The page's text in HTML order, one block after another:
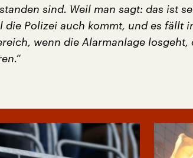
sind. Weil man sagt: das ist
die Polizei auch kommt, und es fällt
wenn die Alarmanlage losgeht,